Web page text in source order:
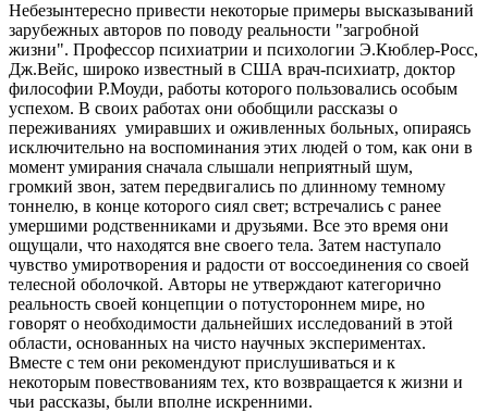
Небезынтересно привести некоторые примеры высказываний
зарубежных авторов по поводу реальности "загробной
жизни". Профессор психиатрии и психологии Э.Кюблер-Росс,
Дж.Вейс, широко известный в США врач-психиатр, доктор
философии Р.Моуди, работы которого пользовались особым
успехом. В своих работах они обобщили рассказы о
переживаниях умиравших и оживленных больных, опираясь
исключительно на воспоминания этих людей о том, как они в
момент умирания сначала слышали неприятный шум,
громкий звон, затем передвигались по длинному темному
тоннелю, в конце которого сиял свет; встречались с ранее
умершими родственниками и друзьями. Все это время они
ощущали, что находятся вне своего тела. Затем наступало
чувство умиротворения и радости от воссоединения со своей
телесной оболочкой. Авторы не утверждают категорично
реальность своей концепции о потустороннем мире, но
говорят о необходимости дальнейших исследований в этой
области, основанных на чисто научных экспериментах.
Вместе с тем они рекомендуют прислушиваться и к
некоторым повествованиям тех, кто возвращается к жизни и
чьи рассказы, были вполне искренними.